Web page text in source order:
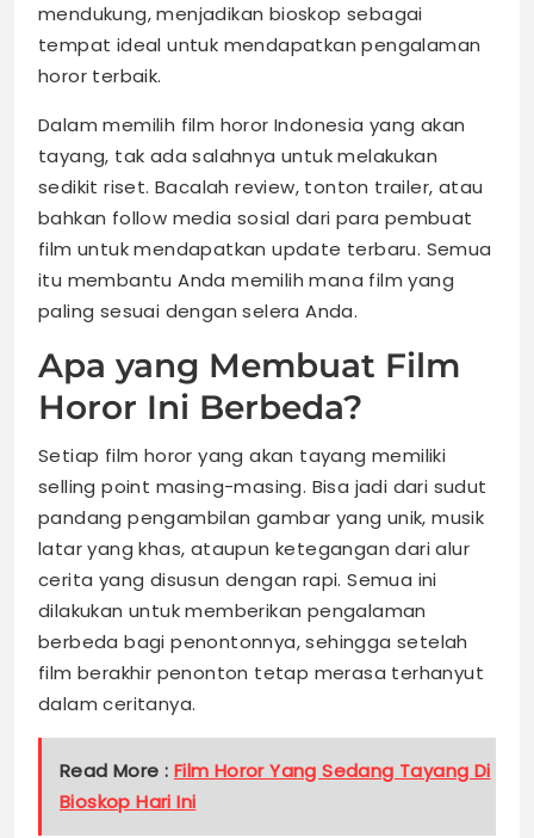
mendukung, menjadikan bioskop sebagai
tempat ideal untuk mendapatkan pengalaman
horor terbaik.
Dalam memilih film horor Indonesia yang akan
tayang, tak ada salahnya untuk melakukan
sedikit riset. Bacalah review, tonton trailer, atau
bahkan follow media sosial dari para pembuat
film untuk mendapatkan update terbaru. Semua
itu membantu Anda memilih mana film yang
paling sesuai dengan selera Anda.
Apa yang Membuat Film
Horor Ini Berbeda?
Setiap film horor yang akan tayang memiliki
selling point masing-masing. Bisa jadi dari sudut
pandang pengambilan gambar yang unik, musik
latar yang khas, ataupun ketegangan dari alur
cerita yang disusun dengan rapi. Semua ini
dilakukan untuk memberikan pengalaman
berbeda bagi penontonnya, sehingga setelah
film berakhir penonton tetap merasa terhanyut
dalam ceritanya.
Read More : Film Horor Yang Sedang Tayang Di
Bioskop Hari Ini